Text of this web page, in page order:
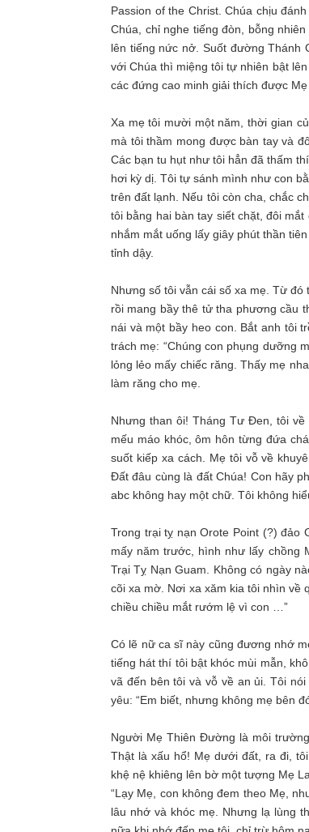
Passion of the Christ. Chúa chịu
Chúa, chỉ nghe tiếng đòn, bỗng
lên tiếng nức nở. Suốt đường Thánh
với Chúa thì miệng tôi tự nhiên bật
các đứng cao minh giải thích được
Xa mẹ tôi mười một năm, thời gian
mà tôi thầm mong được bàn tay và
Các bạn tu hụt như tôi hẳn đã thấm
hơi kỳ dị. Tôi tự sánh mình như con
trên đất lạnh. Nếu tôi còn cha, chắc
tôi bằng hai bàn tay siết chặt, đôi
nhắm mắt uống lấy giây phút thần
tỉnh dậy.
Nhưng số tôi vẫn cái số xa mẹ. Từ
rồi mang bầy thê tử tha phương cầu
nái và một bầy heo con. Bắt anh tôi
trách mẹ: “Chúng con phụng dưỡng
lỏng lẻo mấy chiếc răng. Thấy mẹ
làm răng cho mẹ.
Nhưng than ôi! Tháng Tư Đen, tôi
mếu máo khóc, ôm hôn từng đứa
suốt kiếp xa cách. Mẹ tôi vỗ về
Đất đâu cùng là đất Chúa! Con hãy
abc không hay một chữ. Tôi không
Trong trại tỵ nạn Orote Point (?) đảo
mấy năm trước, hình như lấy chồng
Trại Tỵ Nạn Guam. Không có ngày
cõi xa mờ. Nơi xa xăm kia tôi nhìn về
chiều chiều mắt rướm lệ vì con …”
Có lẽ nữ ca sĩ này cũng đương nhớ
tiếng hát thí tôi bật khóc mùi mẫn,
vã đến bên tôi và vỗ về an ủi. Tôi
yêu: “Em biết, nhưng không mẹ bên
Người Mẹ Thiên Đường là môi
Thật là xấu hổ! Mẹ dưới đất, ra đi,
khệ nệ khiêng lên bờ một tượng Mẹ
“Lạy Mẹ, con không đem theo Mẹ,
lâu nhớ và khóc mẹ. Nhưng lạ lùng